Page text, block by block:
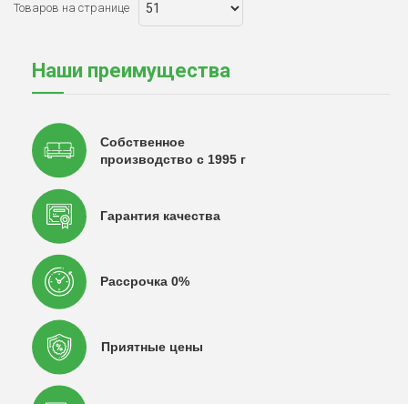
Товаров на странице
Наши преимущества
Собственное
производство с 1995 г
Гарантия качества
Рассрочка 0%
Приятные цены